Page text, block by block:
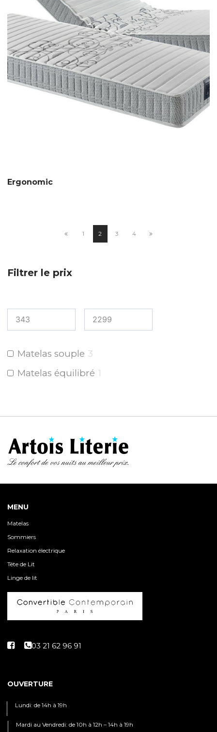
Ergonomic
1 2 3 4
Filtrer le prix
Matelas souple 3
Matelas équilibré 1
MENU
Matelas
Sommiers
Relaxation électrique
Tête de Lit
Linge de lit
OUVERTURE
Lundi: de 14h à 19h
Mardi au Vendredi: de 10h à 12h – 14h à 19h